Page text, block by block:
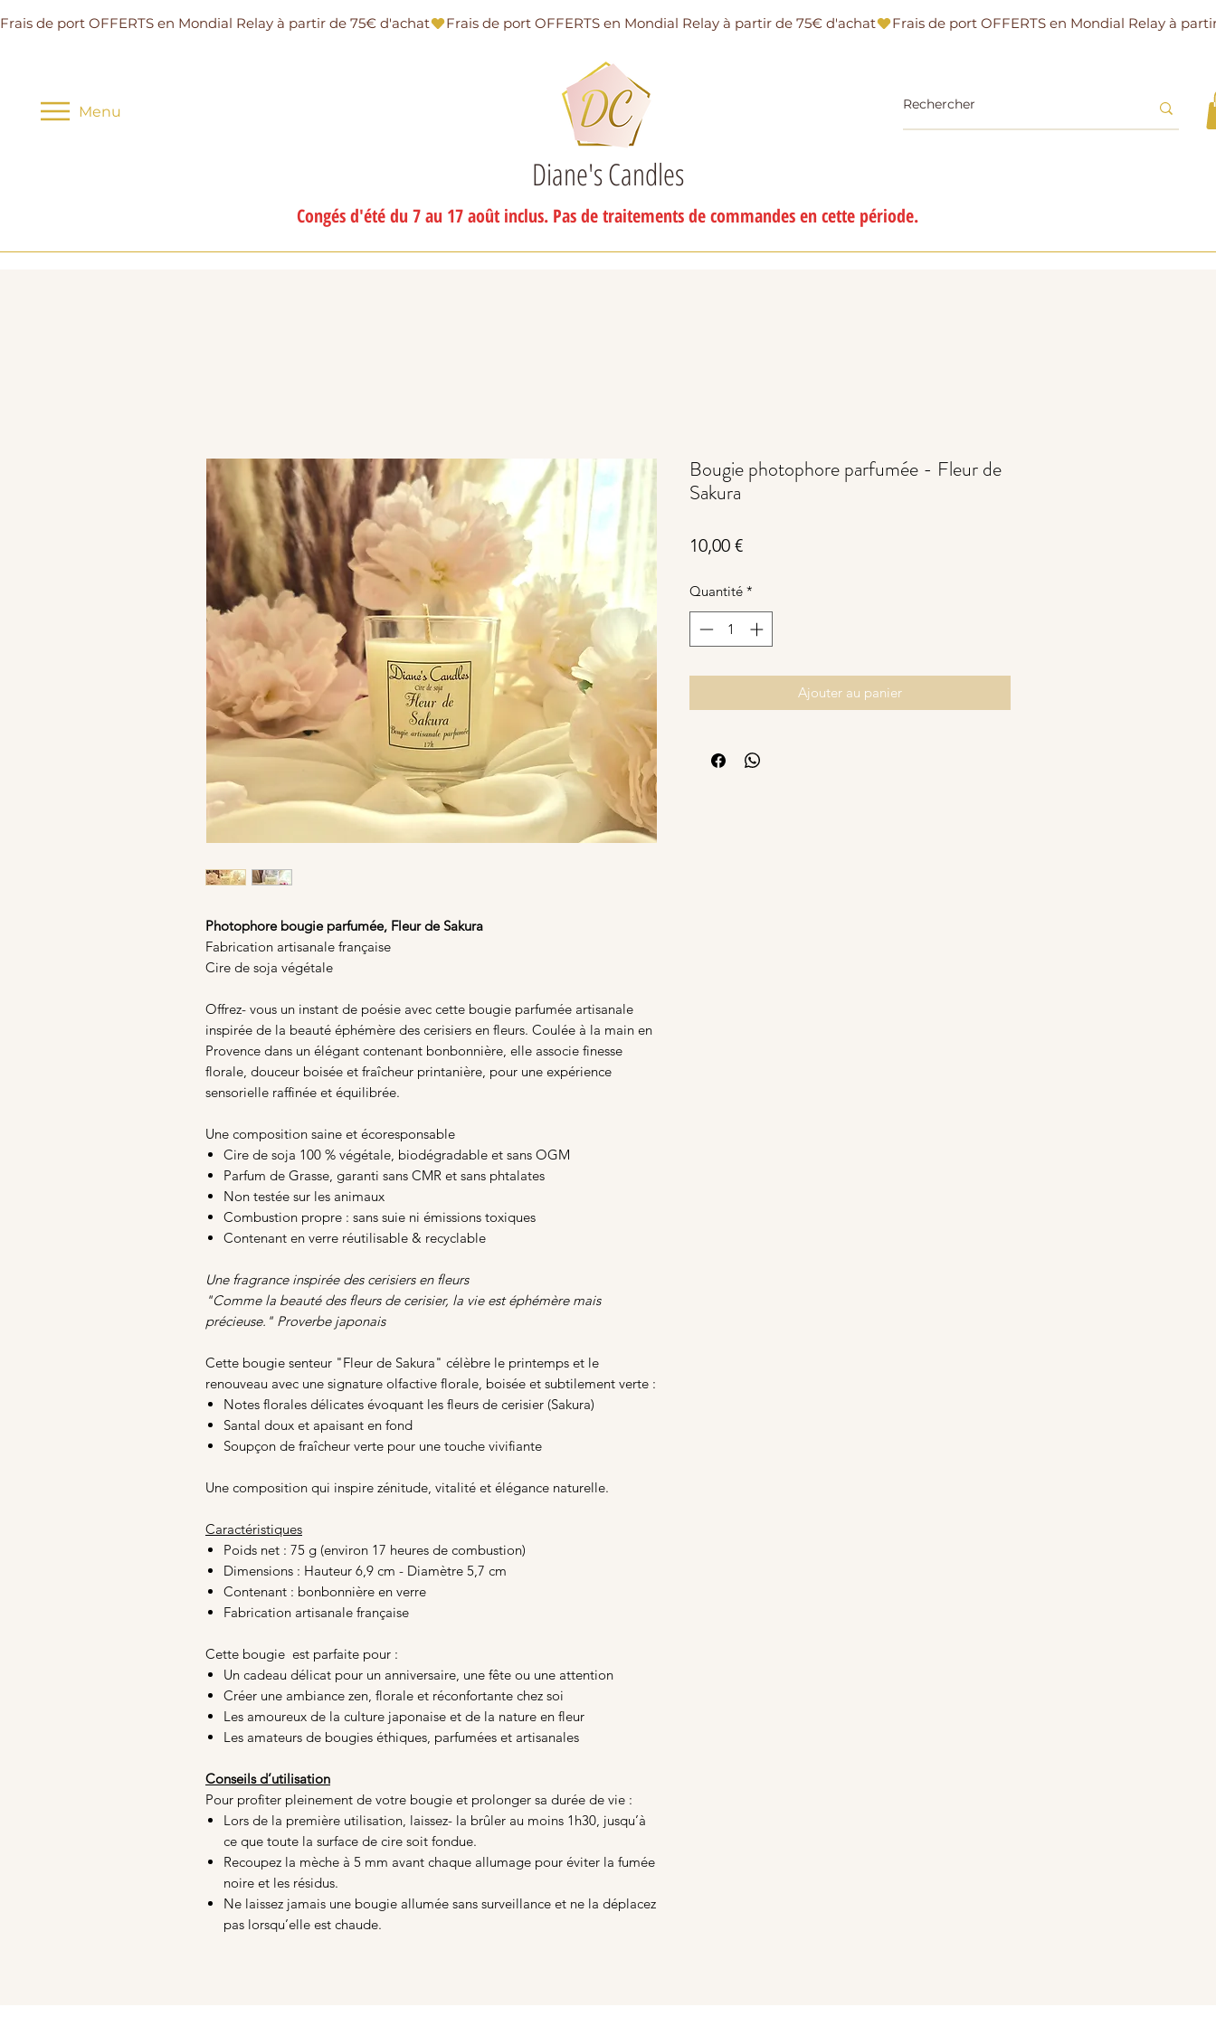
Frais de port OFFERTS en Mondial Relay à partir de 75€ d'achat
Menu
Diane's Candles
Congés d'été du 7 au 17 août inclus. Pas de traitements de commandes en cette période.
Photophore bougie parfumée, Fleur de Sakura
Fabrication artisanale française
Cire de soja végétale
Offrez- vous un instant de poésie avec cette bougie parfumée artisanale
inspirée de la beauté éphémère des cerisiers en fleurs. Coulée à la main en
Provence dans un élégant contenant bonbonnière, elle associe finesse
florale, douceur boisée et fraîcheur printanière, pour une expérience
sensorielle raffinée et équilibrée.
Une composition saine et écoresponsable
Cire de soja 100 % végétale, biodégradable et sans OGM
Parfum de Grasse, garanti sans CMR et sans phtalates
Non testée sur les animaux
Combustion propre : sans suie ni émissions toxiques
Contenant en verre réutilisable & recyclable
Une fragrance inspirée des cerisiers en fleurs
"Comme la beauté des fleurs de cerisier, la vie est éphémère mais
précieuse." Proverbe japonais
Cette bougie senteur "Fleur de Sakura" célèbre le printemps et le
renouveau avec une signature olfactive florale, boisée et subtilement verte :
Notes florales délicates évoquant les fleurs de cerisier (Sakura)
Santal doux et apaisant en fond
Soupçon de fraîcheur verte pour une touche vivifiante
Une composition qui inspire zénitude, vitalité et élégance naturelle.
Caractéristiques
Poids net : 75 g (environ 17 heures de combustion)
Dimensions : Hauteur 6,9 cm - Diamètre 5,7 cm
Contenant : bonbonnière en verre
Fabrication artisanale française
Cette bougie est parfaite pour :
Un cadeau délicat pour un anniversaire, une fête ou une attention
Créer une ambiance zen, florale et réconfortante chez soi
Les amoureux de la culture japonaise et de la nature en fleur
Les amateurs de bougies éthiques, parfumées et artisanales
Conseils d’utilisation
Pour profiter pleinement de votre bougie et prolonger sa durée de vie :
Lors de la première utilisation, laissez- la brûler au moins 1h30, jusqu’à
ce que toute la surface de cire soit fondue.
Recoupez la mèche à 5 mm avant chaque allumage pour éviter la fumée
noire et les résidus.
Ne laissez jamais une bougie allumée sans surveillance et ne la déplacez
pas lorsqu’elle est chaude.
Bougie photophore parfumée - Fleur de
Sakura
10,00 €Prix
Quantité *
Ajouter au panier